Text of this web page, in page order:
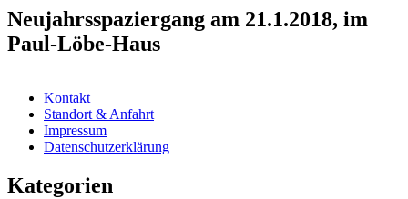
Neujahrsspaziergang am 21.1.2018, im
Paul-Löbe-Haus
Kontakt
Standort & Anfahrt
Impressum
Datenschutzerklärung
Kategorien